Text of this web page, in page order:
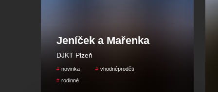
Choreografie a režie:Jiří Pokorný
Hudební nastudování a dirigent:
Jeníček a Mařenka
DJKT Plzeň
novinka
vhodnéproděti
rodinné